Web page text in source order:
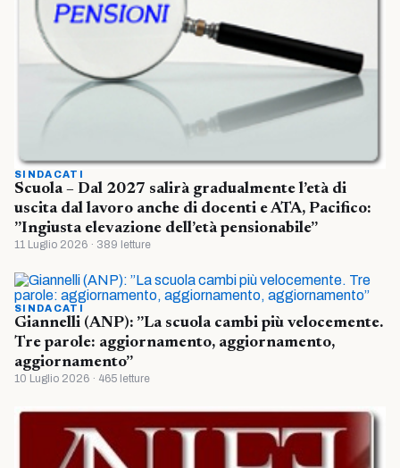
SINDACATI
Scuola – Dal 2027 salirà gradualmente l’età di
uscita dal lavoro anche di docenti e ATA, Pacifico:
”Ingiusta elevazione dell’età pensionabile”
11 Luglio 2026 · 389 letture
SINDACATI
Giannelli (ANP): ”La scuola cambi più velocemente.
Tre parole: aggiornamento, aggiornamento,
aggiornamento”
10 Luglio 2026 · 465 letture